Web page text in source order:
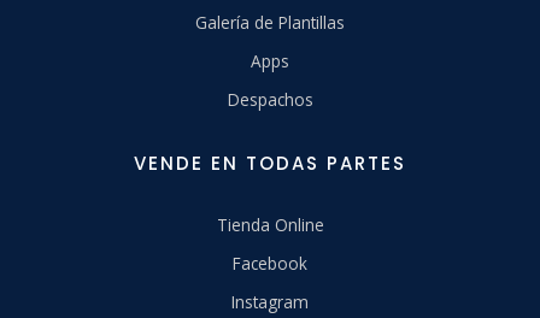
Galería de Plantillas
Apps
Despachos
VENDE EN TODAS PARTES
Tienda Online
Facebook
Instagram